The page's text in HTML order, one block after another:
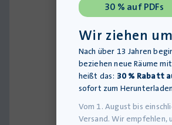
30 % auf PDFs
Wir ziehen
Nach über 13 Jahren
beziehen neue Räume
heißt das: 30 % Rabatt
sofort zum
Vom 1. August bis
Versand. Wir